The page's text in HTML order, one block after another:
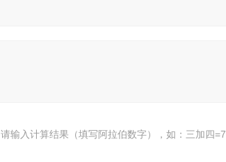
请输入计算结果（填写阿拉伯数字），如：三加四=7